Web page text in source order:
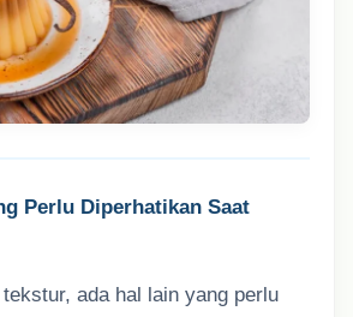
Perlu Diperhatikan Saat
ada hal lain yang perlu